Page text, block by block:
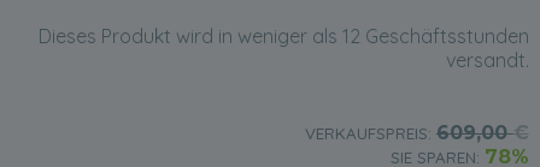
Dieses Produkt wird in weniger als 12 Geschäftsstunden
versandt.
VERKAUFSPREIS: 609,00€
SIE SPAREN: 78%